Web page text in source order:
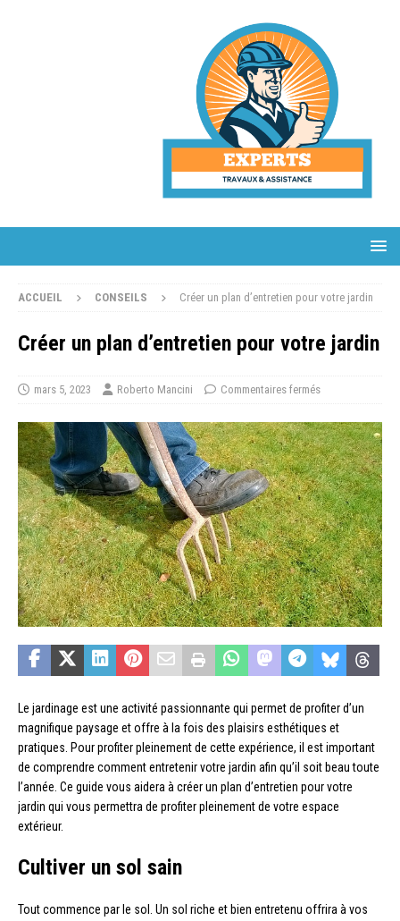
ACCUEIL CONSEILS Créer un plan d’entretien pour votre jardin
Créer un plan d’entretien pour votre jardin
mars 5, 2023 Roberto Mancini Commentaires fermés
Le jardinage est une activité passionnante qui permet de profiter d’un
magnifique paysage et offre à la fois des plaisirs esthétiques et
pratiques. Pour profiter pleinement de cette expérience, il est important
de comprendre comment entretenir votre jardin afin qu’il soit beau toute
l’année. Ce guide vous aidera à créer un plan d’entretien pour votre
jardin qui vous permettra de profiter pleinement de votre espace
extérieur.
Cultiver un sol sain
Tout commence par le sol. Un sol riche et bien entretenu offrira à vos